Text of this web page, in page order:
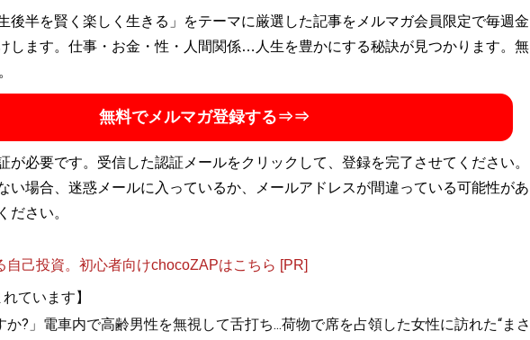
後半を賢く楽しく生きる」をテーマに厳選した記事をメルマガ会員限定で毎週金
します。仕事・お金・性・人間関係…人生を豊かにする秘訣が見つかります。無
無料でメルマガ登録する⇒⇒
必要です。受信した認証メールをクリックして、登録を完了させてください。
い場合、迷惑メールに入っているか、メールアドレスが間違っている可能性があ
ださい。
己投資。初心者向けchocoZAPはこちら [PR]
ています】
?」電車内で高齢男性を無視して舌打ち...荷物で席を占領した女性に訪れた“まさ